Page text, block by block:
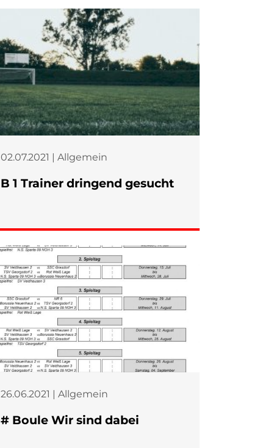
02.07.2021 | Allgemein
B 1 Trainer dringend gesucht
26.06.2021 | Allgemein
# Boule Wir sind dabei